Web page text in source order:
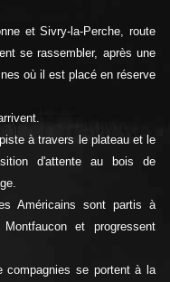
et Sivry-la-Perche, route
se rassembler, après une
où il est placé en réserve
à travers le plateau et le
d'attente au bois de
Américains sont partis à
et progressent
compagnies se portent à la